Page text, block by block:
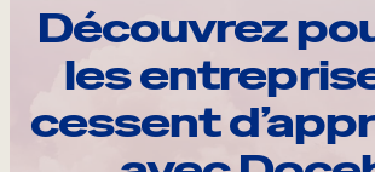
Découvrez
les
cessent